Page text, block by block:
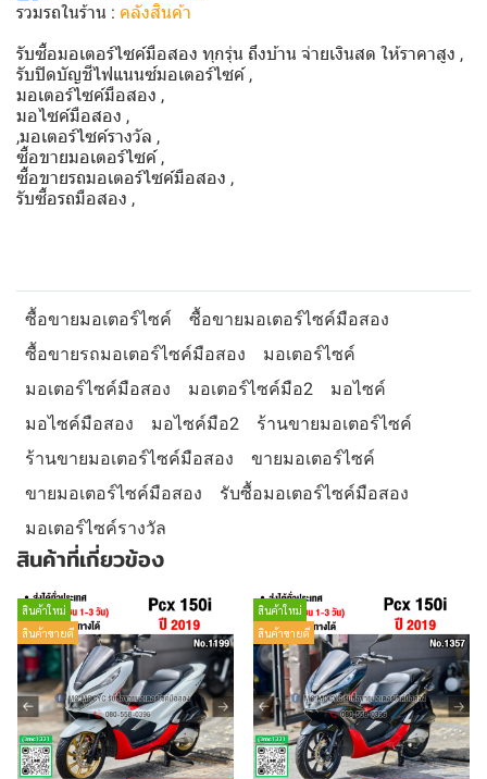
รวมรถในร้าน : คลังสินค้า
รับซื้อมอเตอร์ไซค์มือสอง ทุกรุ่น ถึงบ้าน จ่ายเงินสด ให้ราคาสูง ,
รับปิดบัญชีไฟแนนซ์มอเตอร์ไซค์ ,
มอเตอร์ไซค์มือสอง ,
มอไซค์มือสอง ,
,มอเตอร์ไซค์รางวัล ,
ซื้อขายมอเตอร์ไซค์ ,
ซื้อขายรถมอเตอร์ไซค์มือสอง ,
รับซื้อรถมือสอง ,
ซื้อขายมอเตอร์ไซค์
ซื้อขายมอเตอร์ไซค์มือสอง
ซื้อขายรถมอเตอร์ไซค์มือสอง
มอเตอร์ไซค์
มอเตอร์ไซค์มือสอง
มอเตอร์ไซค์มือ2
มอไซค์
มอไซค์มือสอง
มอไซค์มือ2
ร้านขายมอเตอร์ไซค์
ร้านขายมอเตอร์ไซค์มือสอง
ขายมอเตอร์ไซค์
ขายมอเตอร์ไซค์มือสอง
รับซื้อมอเตอร์ไซค์มือสอง
มอเตอร์ไซค์รางวัล
สินค้าที่เกี่ยวข้อง
สินค้าใหม่
สินค้าขายดี
สินค้าใหม่
สินค้าขายดี